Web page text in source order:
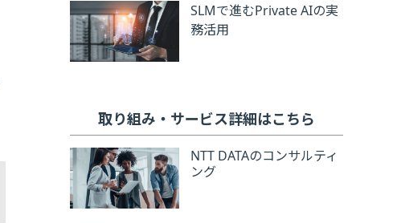
SLMで進むPrivate AIの実
務活用
取り組み・サービス詳細はこちら
NTT DATAのコンサルティ
ング